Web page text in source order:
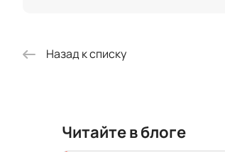
Назад к списку
Читайте в блоге